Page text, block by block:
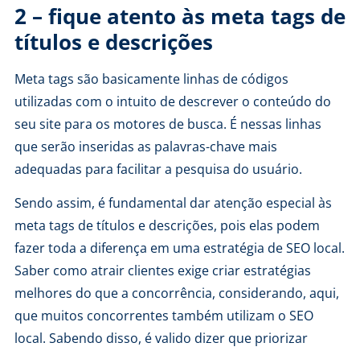
2 – fique atento às meta tags de
títulos e descrições
Meta tags são basicamente linhas de códigos
utilizadas com o intuito de descrever o conteúdo do
seu site para os motores de busca. É nessas linhas
que serão inseridas as palavras-chave mais
adequadas para facilitar a pesquisa do usuário.
Sendo assim, é fundamental dar atenção especial às
meta tags de títulos e descrições, pois elas podem
fazer toda a diferença em uma estratégia de SEO local.
Saber como atrair clientes exige criar estratégias
melhores do que a concorrência, considerando, aqui,
que muitos concorrentes também utilizam o SEO
local. Sabendo disso, é valido dizer que priorizar